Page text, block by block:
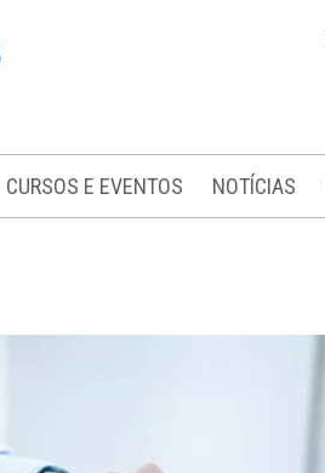
CURSOS E EVENTOS NOTÍCIAS